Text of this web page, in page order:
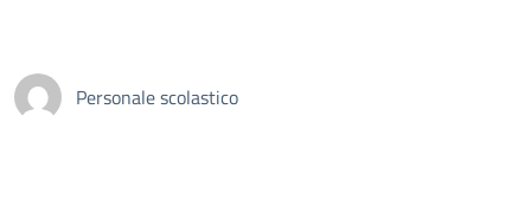
Personale scolastico